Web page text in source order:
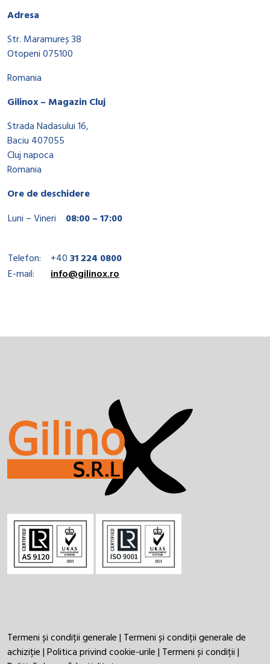
Adresa
Str. Maramureș 38
Otopeni 075100
Romania
Gilinox – Magazin Cluj
Strada Nadasului 16,
Baciu 407055
Cluj napoca
Romania
Ore de deschidere
Luni – Vineri
08:00 – 17:00
Telefon: +4031 224 0800
E-mail:
info@gilinox.ro
Termeni și condiții generale| Termeni și condiții generale de
achiziție|Politica privind cookie-urile| Termeni și condiții|